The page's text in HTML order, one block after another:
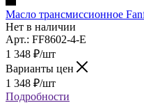
Масло трансмиссионное
Нет в наличии
Арт.: FF8602-4-E
1 348 ₽/шт
Варианты цен
1 348 ₽/шт
Подробности